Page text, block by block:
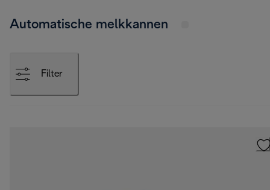
Automatische melkkannen
Filter